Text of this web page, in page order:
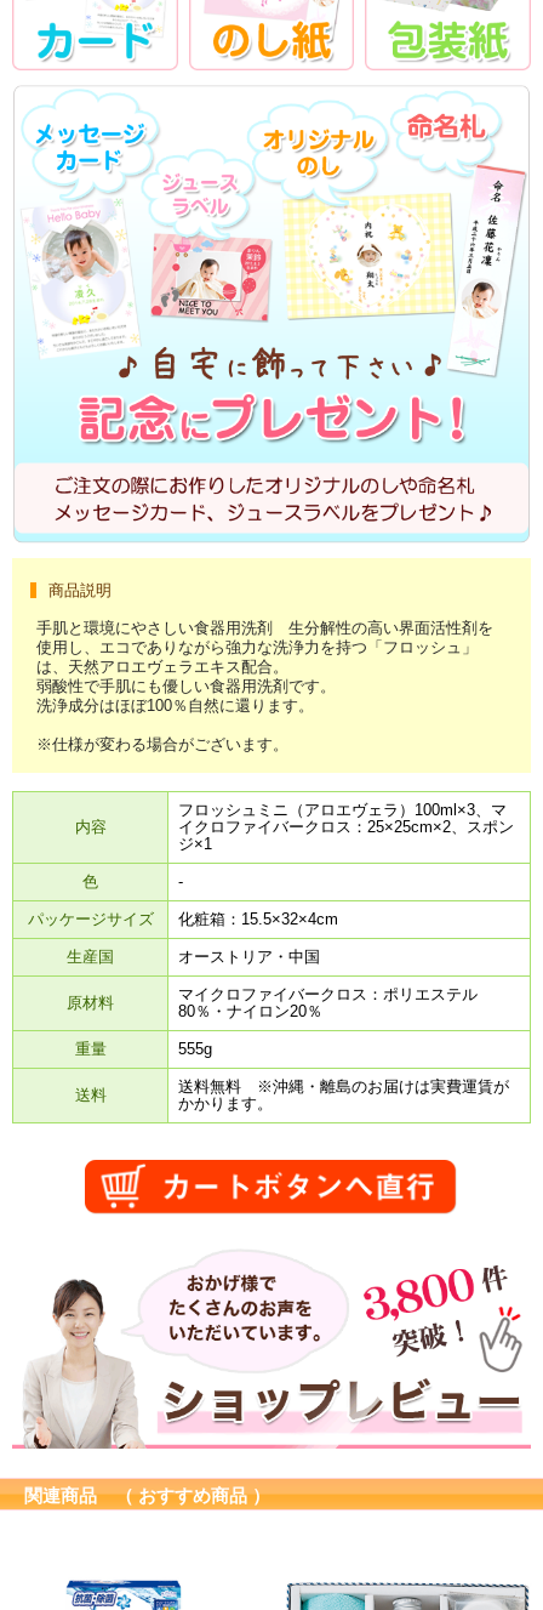
商品説明
手肌と環境にやさしい食器用洗剤 生分解性の高い界面活性剤を
使用し、エコでありながら強力な洗浄力を持つ「フロッシュ」
は、天然アロエヴェラエキス配合。
弱酸性で手肌にも優しい食器用洗剤です。
洗浄成分はほぼ100％自然に還ります。
※仕様が変わる場合がございます。
内容
フロッシュミニ（アロエヴェラ）100ml×3、マ
イクロファイバークロス：25×25cm×2、スポン
ジ×1
色 -
パッケージサイズ 化粧箱：15.5×32×4cm
生産国 オーストリア・中国
原材料
マイクロファイバークロス：ポリエステル
80％・ナイロン20％
重量 555g
送料
送料無料 ※沖縄・離島のお届けは実費運賃が
かかります。
関連商品 （ おすすめ商品 ）